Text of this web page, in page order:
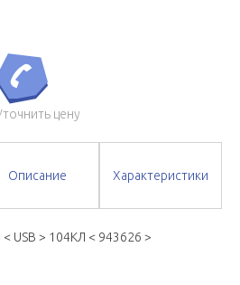
цену
Описание Характеристики
USB > 104КЛ < 943626 >